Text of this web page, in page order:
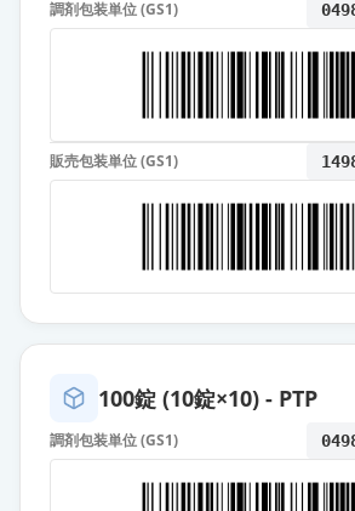
薬価 439.20 円
トルバプタンOD錠15mg「DSEP」
トルバプタンOD錠15mg「ニプロ
トルバプタンOD錠15mg「オーツ
調剤包装単位 (GS1)
販売包装単位 (GS1)
100錠 (10錠×10) - PTP
調剤包装単位 (GS1)